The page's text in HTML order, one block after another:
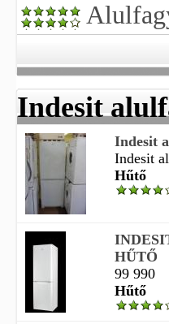
Indesit
Indesit
Indesit
Hűtő
HŰTŐ
99 990
Hűtő